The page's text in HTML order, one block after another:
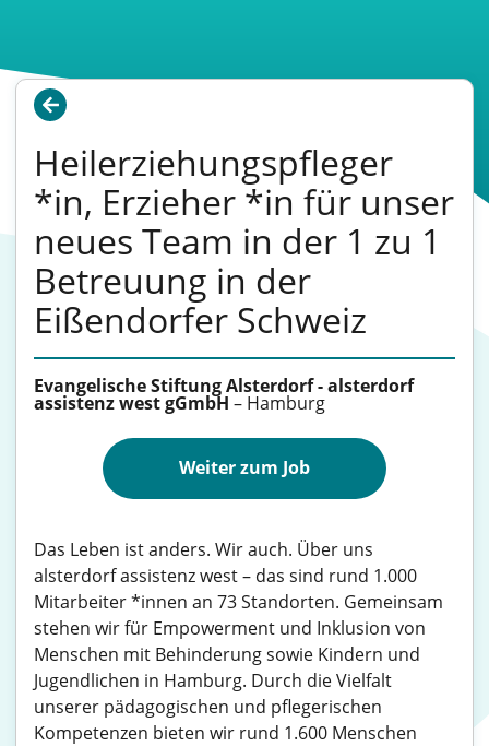
Heilerziehungspfleger
*in, Erzieher *in für unser
neues Team in der 1 zu 1
Betreuung in der
Eißendorfer Schweiz
Evangelische Stiftung Alsterdorf - alsterdorf
assistenz west gGmbH – Hamburg
Weiter zum Job
Das Leben ist anders. Wir auch. Über uns
alsterdorf assistenz west – das sind rund 1.000
Mitarbeiter *innen an 73 Standorten. Gemeinsam
stehen wir für Empowerment und Inklusion von
Menschen mit Behinderung sowie Kindern und
Jugendlichen in Hamburg. Durch die Vielfalt
unserer pädagogischen und pflegerischen
Kompetenzen bieten wir rund 1.600 Menschen